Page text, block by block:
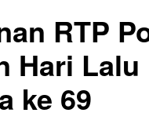
RTP
Hari
ke 69